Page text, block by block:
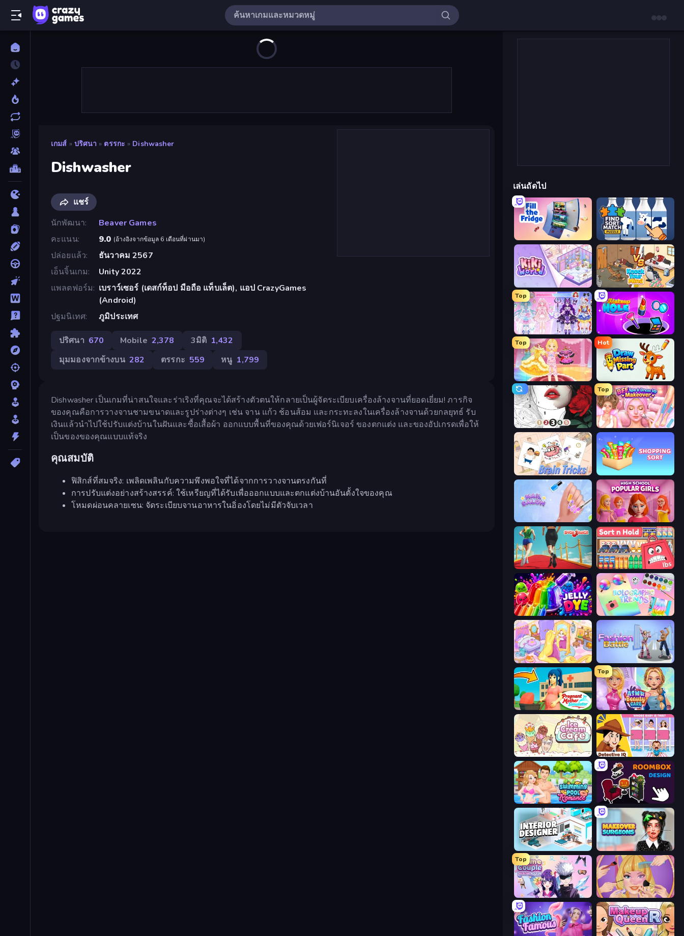
เกมส์ » ปริศนา » ตรรกะ » Dishwasher
Dishwasher
แชร์
นักพัฒนา
Beaver Games
คะแนน
9.0 (อ้างอิงจากข้อมูล 6 เดือนที่ผ่านมา)
ปล่อยแล้ว
ธันวาคม 2567
เอ็นจิ้นเกม
Unity 2022
แพลตฟอร์ม
เบราว์เซอร์ (เดสก์ท็อป มือถือ แท็บเล็ต), แอป CrazyGames
(Android)
ปฐมนิเทศ
ภูมิประเทศ
ปริศนา 670 Mobile 2,378 3มิติ 1,432
มุมมองจากข้างบน 282 ตรรกะ 559 หนู 1,799
Dishwasher เป็นเกมที่น่าสนใจและร่าเริงที่คุณจะได้สร้างตัวตนให้กลายเป็นผู้จัดระเบียบเครื่องล้างจานที่ยอดเยี่ยม! ภารกิจ
ของคุณคือการวางจานชามขนาดและรูปร่างต่างๆ เช่น จาน แก้ว ช้อนส้อม และกระทะลงในเครื่องล้างจานด้วยกลยุทธ์ รับ
เงินแล้วนำไปใช้ปรับแต่งบ้านในฝันและซื้อเสื้อผ้า ออกแบบพื้นที่ของคุณด้วยเฟอร์นิเจอร์ ของตกแต่ง และของอัปเกรดเพื่อให้
เป็นของของคุณแบบแท้จริง
คุณสมบัติ
ฟิสิกส์ที่สมจริง: เพลิดเพลินกับความพึงพอใจที่ได้จากการวางจานตรงกันที่
การปรับแต่งอย่างสร้างสรรค์: ใช้เหรียญที่ได้รับเพื่อออกแบบและตกแต่งบ้านอันตั้งใจของคุณ
โหมดผ่อนคลายเซน: จัดระเบียบจานอาหารในอิ่องโดยไม่มีตัวจับเวลา
เล่นถัดไป
Fill The Fridge Find Sort Match - Puzzle
KiKi World Knock Your Mind
Top
Idol Livestream: Fashion Game Make Up Hole
Top
Royal Glow Princess Makeover
Hot
Draw Missing Part | DOP Puzzle
Numicolor
Top
BFF Makeover - Spa & Dress Up
Brain Tricks: Brain Games Shopping Sort
Nail Salon
Shoe Race Sort n Hold
Jelly Dye Holographic Trends
Fairy Room - Decor Game Fashion Battle
Pregnant Mother Simulator
Top
ASMR Beauty Care
Ice Cream Cafe Detective IQ: Brain Games
Swimming Pool Romance Roombox Design
Interior Designer: Unpacking House Makeover Surgeons
Top
Anime Couple: Avatar Maker Extreme Makeover